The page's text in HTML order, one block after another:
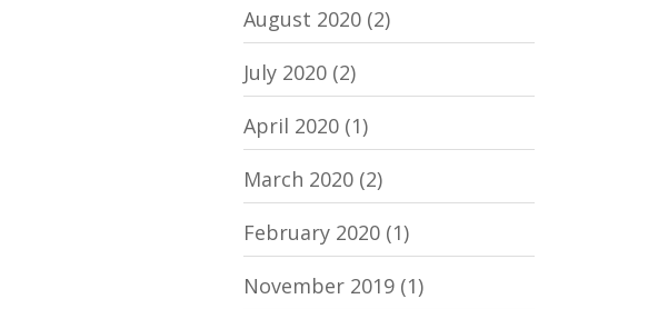
August 2020(2)
July 2020(2)
April 2020(1)
March 2020(2)
February 2020(1)
November 2019(1)